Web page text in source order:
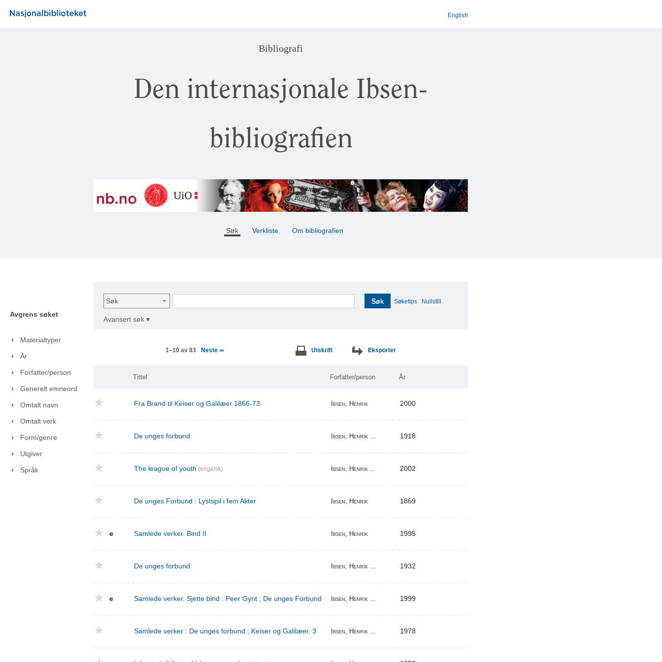
English
Bibliografi
Den internasjonale Ibsen-
bibliografien
Søk Verkliste Om bibliografien
Avgrens søket
Materialtyper
År
Forfatter/person
Generelt emneord
Omtalt navn
Omtalt verk
Form/genre
Utgiver
Språk
Søk Søk Søketips Nullstill
Avansert søk ▾
1–10 av 83 Neste>> Utskrift Eksporter
Tittel Forfatter/person År
Fra Brand til Keiser og Galilæer 1866-73 Ibsen, Henrik 2000
De unges forbund Ibsen, Henrik ... 1918
The league of youth (engelsk) Ibsen, Henrik ... 2002
De unges Forbund : Lystspil i fem Akter Ibsen, Henrik 1869
e Samlede verker. Bind II Ibsen, Henrik 1995
De unges forbund Ibsen, Henrik ... 1932
e Samlede verker. Sjette bind : Peer Gynt ; De unges Forbund Ibsen, Henrik ... 1999
Samlede verker : De unges forbund ; Keiser og Galilæer. 3 Ibsen, Henrik ... 1978